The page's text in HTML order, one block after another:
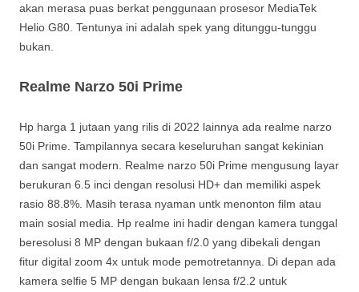
akan merasa puas berkat penggunaan prosesor MediaTek
Helio G80. Tentunya ini adalah spek yang ditunggu-tunggu
bukan.
Realme Narzo 50i Prime
Hp harga 1 jutaan yang rilis di 2022 lainnya ada realme narzo
50i Prime. Tampilannya secara keseluruhan sangat kekinian
dan sangat modern. Realme narzo 50i Prime mengusung layar
berukuran 6.5 inci dengan resolusi HD+ dan memiliki aspek
rasio 88.8%. Masih terasa nyaman untk menonton film atau
main sosial media. Hp realme ini hadir dengan kamera tunggal
beresolusi 8 MP dengan bukaan f/2.0 yang dibekali dengan
fitur digital zoom 4x untuk mode pemotretannya. Di depan ada
kamera selfie 5 MP dengan bukaan lensa f/2.2 untuk